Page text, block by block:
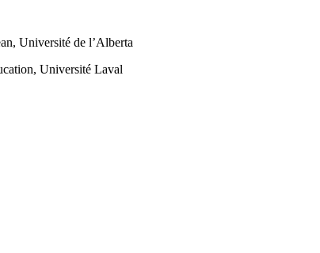
Université de l’Alberta
Université Laval